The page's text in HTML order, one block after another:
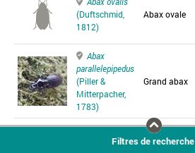
(Duftschmid,
1812)
Abax ovale
Abax
parallelepipedus
(Piller &
Mitterpacher,
1783)
Grand abax
Abax
Abax
Filtres de recherche